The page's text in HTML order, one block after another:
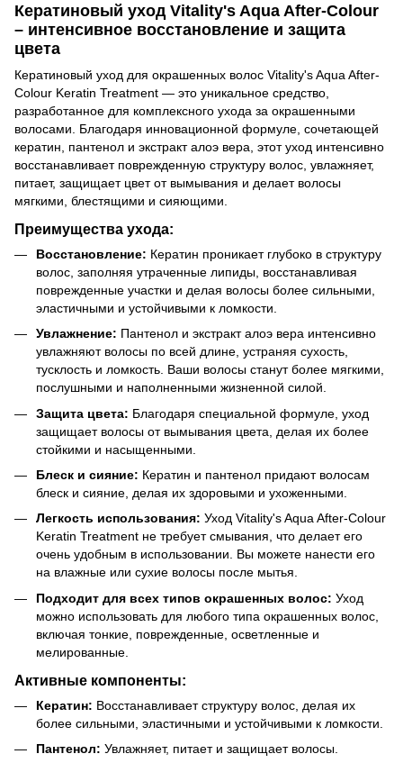
Кератиновый уход Vitality's Aqua After-Colour
– интенсивное восстановление и защита
цвета
Кератиновый уход для окрашенных волос Vitality's Aqua After-
Colour Keratin Treatment — это уникальное средство,
разработанное для комплексного ухода за окрашенными
волосами. Благодаря инновационной формуле, сочетающей
кератин, пантенол и экстракт алоэ вера, этот уход интенсивно
восстанавливает поврежденную структуру волос, увлажняет,
питает, защищает цвет от вымывания и делает волосы
мягкими, блестящими и сияющими.
Преимущества ухода:
Восстановление: Кератин проникает глубоко в структуру
волос, заполняя утраченные липиды, восстанавливая
поврежденные участки и делая волосы более сильными,
эластичными и устойчивыми к ломкости.
Увлажнение: Пантенол и экстракт алоэ вера интенсивно
увлажняют волосы по всей длине, устраняя сухость,
тусклость и ломкость. Ваши волосы станут более мягкими,
послушными и наполненными жизненной силой.
Защита цвета: Благодаря специальной формуле, уход
защищает волосы от вымывания цвета, делая их более
стойкими и насыщенными.
Блеск и сияние: Кератин и пантенол придают волосам
блеск и сияние, делая их здоровыми и ухоженными.
Легкость использования: Уход Vitality's Aqua After-Colour
Keratin Treatment не требует смывания, что делает его
очень удобным в использовании. Вы можете нанести его
на влажные или сухие волосы после мытья.
Подходит для всех типов окрашенных волос: Уход
можно использовать для любого типа окрашенных волос,
включая тонкие, поврежденные, осветленные и
мелированные.
Активные компоненты:
Кератин: Восстанавливает структуру волос, делая их
более сильными, эластичными и устойчивыми к ломкости.
Пантенол: Увлажняет, питает и защищает волосы.